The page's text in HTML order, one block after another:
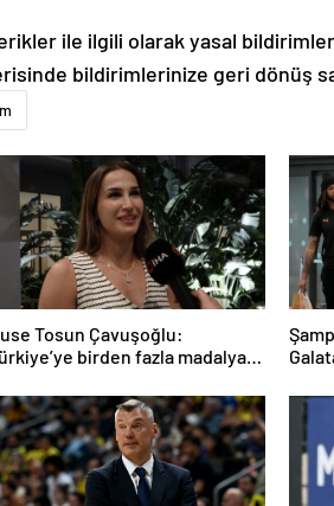
ile ilgili olarak yasal
bildirimlerinize geri dönüş
Tosun Çavuşoğlu:
birden fazla madalya